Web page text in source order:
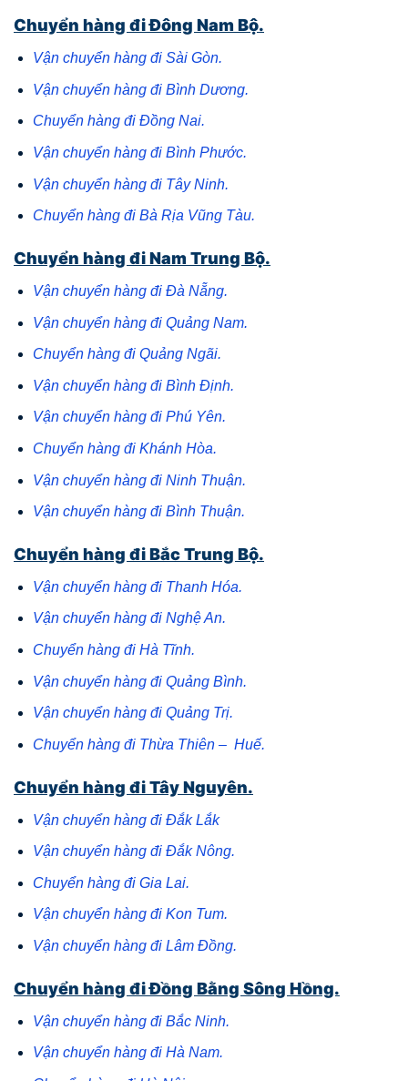
Chuyển hàng đi Đông Nam Bộ.
Vận chuyển hàng đi Sài Gòn.
Vận chuyển hàng đi Bình Dương.
Chuyển hàng đi Đồng Nai.
Vận chuyển hàng đi Bình Phước.
Vận chuyển hàng đi Tây Ninh.
Chuyển hàng đi Bà Rịa Vũng Tàu.
Chuyển hàng đi Nam Trung Bộ.
Vận chuyển hàng đi Đà Nẵng.
Vận chuyển hàng đi Quảng Nam.
Chuyển hàng đi Quảng Ngãi.
Vận chuyển hàng đi Bình Định.
Vận chuyển hàng đi Phú Yên.
Chuyển hàng đi Khánh Hòa.
Vận chuyển hàng đi Ninh Thuận.
Vận chuyển hàng đi Bình Thuận.
Chuyển hàng đi Bắc Trung Bộ.
Vận chuyển hàng đi Thanh Hóa.
Vận chuyển hàng đi Nghệ An.
Chuyển hàng đi Hà Tĩnh.
Vận chuyển hàng đi Quảng Bình.
Vận chuyển hàng đi Quảng Trị.
Chuyển hàng đi Thừa Thiên – Huế.
Chuyển hàng đi Tây Nguyên.
Vận chuyển hàng đi Đắk Lắk
Vận chuyển hàng đi Đắk Nông.
Chuyển hàng đi Gia Lai.
Vận chuyển hàng đi Kon Tum.
Vận chuyển hàng đi Lâm Đồng.
Chuyển hàng đi Đồng Bằng Sông Hồng.
Vận chuyển hàng đi Bắc Ninh.
Vận chuyển hàng đi Hà Nam.